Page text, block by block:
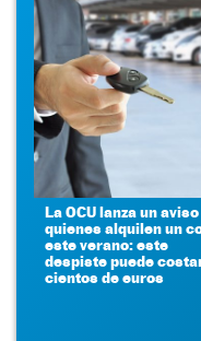
La OCU lanza un
quienes alquilen un
este verano: este
despiste puede
cientos de euros